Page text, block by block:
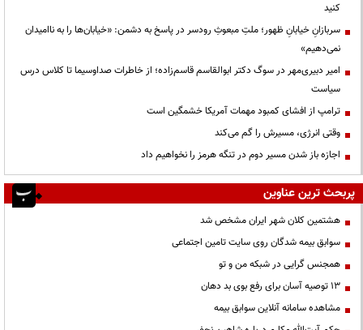
کنید
سربازانِ خیابانِ ظهور؛ ملتِ مبعوثِ رودسر در پاسخ به دشمن: «خیابان‌ها را به ناامیدان
نمی‌دهیم»
امیر دبیری‌مهر در سوگ دکتر ابوالقاسم قاسم‌زاده؛ از خاطرات صداوسیما تا کلاس درس
سیاست
ترامپ از افشای کمبود مهمات آمریکا خشمگین است
وقتی انرژی، مسیرش را گم می‌کند
اجازه باز شدن مسیر دوم در تنگه هرمز را نخواهیم داد
پربحث ترین عناوین
هشتمین کلان شهر ایران مشخص شد
سوابق بیمه شدگان روی سایت تامین اجتماعی
همجنس گرایی در شبکه من و تو
13 توصیه آسان برای رفع بوی بد دهان
مشاهده سامانه آنلاين سوابق بیمه